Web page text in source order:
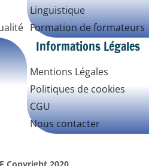
Linguistique
Formation de formateurs
Informations Légales
Mentions Légales
Politiques de cookies
CGU
Nous contacter